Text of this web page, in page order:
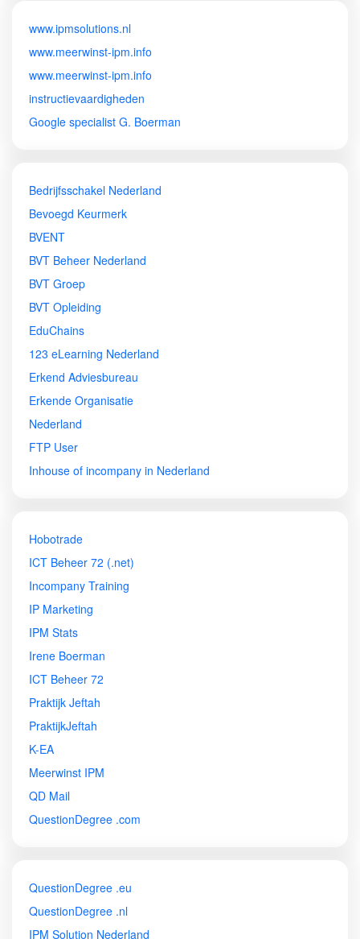
www.ipmsolutions.nl
www.meerwinst-ipm.info
www.meerwinst-ipm.info
instructievaardigheden
Google specialist G. Boerman
Bedrijfsschakel Nederland
Bevoegd Keurmerk
BVENT
BVT Beheer Nederland
BVT Groep
BVT Opleiding
EduChains
123 eLearning Nederland
Erkend Adviesbureau
Erkende Organisatie
Nederland
FTP User
Inhouse of incompany in Nederland
Hobotrade
ICT Beheer 72 (.net)
Incompany Training
IP Marketing
IPM Stats
Irene Boerman
ICT Beheer 72
Praktijk Jeftah
PraktijkJeftah
K-EA
Meerwinst IPM
QD Mail
QuestionDegree .com
QuestionDegree .eu
QuestionDegree .nl
IPM Solution Nederland